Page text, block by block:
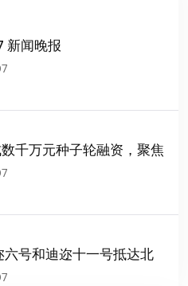
闻晚报
千万元种子轮融资，聚焦
六号和迪迩十一号抵达北